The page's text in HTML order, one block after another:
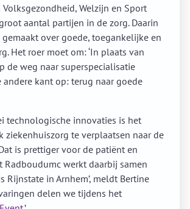
Welzijn en Sport
aantal partijen in de zorg. Daarin
over goede, toegankelijke en
Het roer moet om: ‘In plaats van
de weg naar superspecialisatie
andere kant op: terug naar goede
technologische innovaties is het
ziekenhuiszorg te verplaatsen naar de
is prettiger voor de patiënt en
Radboudumc werkt daarbij samen
Rijnstate in Arnhem’, meldt Bertine
delen we tijdens het